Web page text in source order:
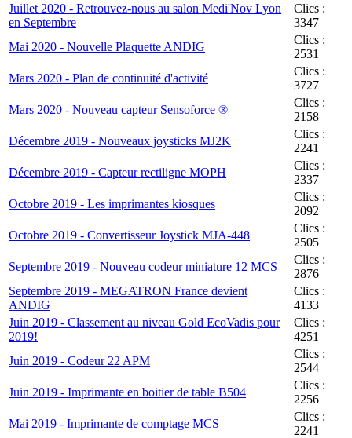
Juillet 2020 - Retrouvez-nous au salon Medi'Nov Lyon
en Septembre
Clics :
3347
Mai 2020 - Nouvelle Plaquette ANDIG
Clics :
2531
Mars 2020 - Plan de continuité d'activité
Clics :
3727
Mars 2020 - Nouveau capteur Sensoforce ®
Clics :
2158
Décembre 2019 - Nouveaux joysticks MJ2K
Clics :
2241
Décembre 2019 - Capteur rectiligne MOPH
Clics :
2337
Octobre 2019 - Les imprimantes kiosques
Clics :
2092
Octobre 2019 - Convertisseur Joystick MJA-448
Clics :
2505
Septembre 2019 - Nouveau codeur miniature 12 MCS
Clics :
2876
Septembre 2019 - MEGATRON France devient
ANDIG
Clics :
4133
Juin 2019 - Classement au niveau Gold EcoVadis pour
2019!
Clics :
4251
Juin 2019 - Codeur 22 APM
Clics :
2544
Juin 2019 - Imprimante en boitier de table B504
Clics :
2256
Mai 2019 - Imprimante de comptage MCS
Clics :
2241